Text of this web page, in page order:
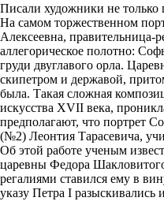
Писали художники не только
На самом торжественном
Алексеевна, правительница-
аллегорическое полотно:
груди двуглавого орла.
скипетром и державой,
была. Такая сложная
искусства XVII века,
предполагают, что портрет
(№2) Леонтия Тарасевича,
Об этой работе ученым
царевны Федора
регалиями ставился ему в
указу Петра I разыскивались